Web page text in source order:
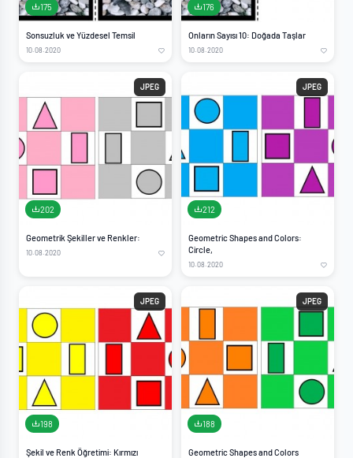
175
Sonsuzluk ve Yüzdesel Temsil
10.08.2020
176
Onların Sayısı 10: Doğada Taşlar
10.08.2020
JPEG
202
Geometrik Şekiller ve Renkler:
10.08.2020
JPEG
212
Geometric Shapes and Colors:
Circle,
10.08.2020
JPEG
198
Şekil ve Renk Öğretimi: Kırmızı
JPEG
188
Geometric Shapes and Colors